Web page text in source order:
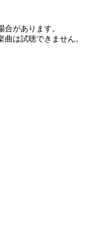
があります。
は試聴できません。